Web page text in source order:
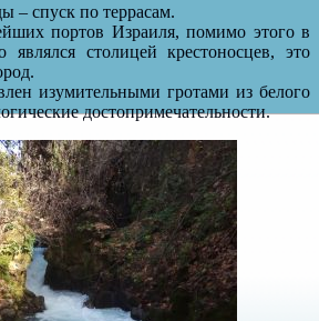
– спуск по террасам.
портов Израиля, помимо этого в
являлся столицей крестоносцев, это
изумительными гротами из белого
достопримечательности.